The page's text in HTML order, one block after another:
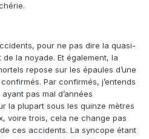
pour ne pas dire la quasi-
la noyade. Et également, la
repose sur les épaules d’une
Par confirmés, j’entends
pas mal d’années
la plupart sous les quinze mètres
voire trois, cela ne change pas
ces accidents. La syncope étant